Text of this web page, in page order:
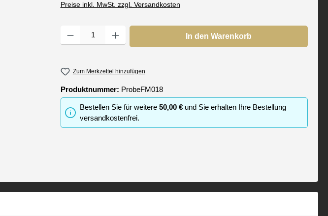
Preise inkl. MwSt. zzgl. Versandkosten
Produkt Anzahl: Gib den gewünschten Wert ein oder benutze die Schaltflächen um
In den Warenkorb
Zum Merkzettel hinzufügen
Produktnummer: ProbeFM018
Bestellen Sie für weitere 50,00 €und Sie erhalten Ihre Bestellung
versandkostenfrei.